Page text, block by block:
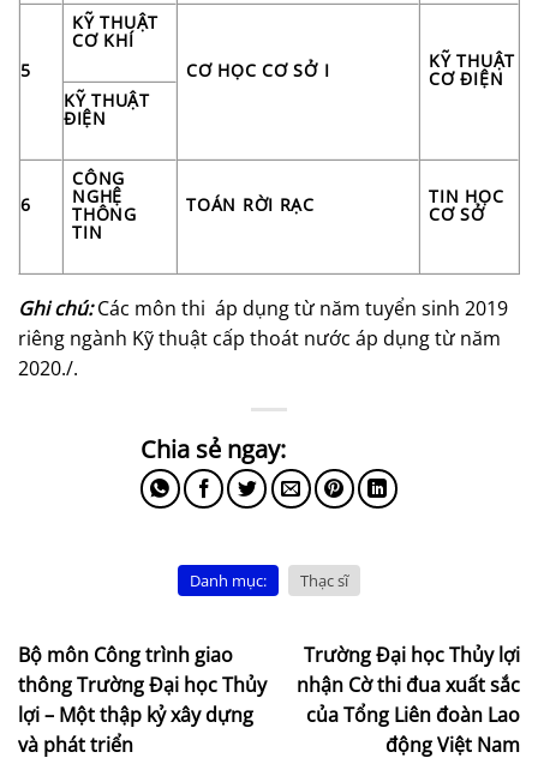
5
KỸ THUẬT
CƠ KHÍ
CƠ HỌC CƠ SỞ I
KỸ THUẬT
CƠ ĐIỆN
KỸ THUẬT
ĐIỆN
6
CÔNG
NGHỆ
THÔNG
TIN
TOÁN RỜI RẠC TIN HỌC
CƠ SỞ
Ghi chú:Các môn thi áp dụng từ năm tuyển sinh 2019
riêng ngành Kỹ thuật cấp thoát nước áp dụng từ năm
2020./.
Danh mục: Thạc sĩ
Bộ môn Công trình giao
thông Trường Đại học Thủy
lợi – Một thập kỷ xây dựng
và phát triển
Trường Đại học Thủy lợi
nhận Cờ thi đua xuất sắc
của Tổng Liên đoàn Lao
động Việt Nam